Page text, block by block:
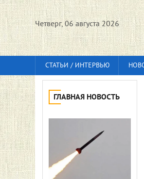
Четверг, 06 августа 2026
СТАТЬИ / ИНТЕРВЬЮ
ГЛАВНАЯ НОВОСТЬ